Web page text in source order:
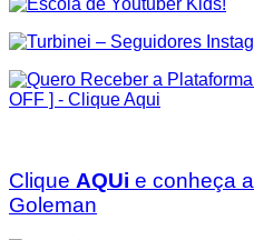
Clique AQUi e conheça
Goleman